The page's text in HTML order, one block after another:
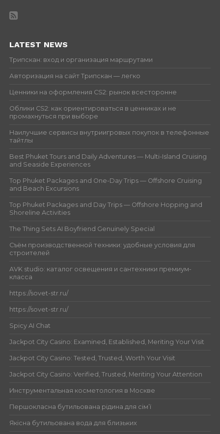
LATEST NEWS
Трипскан: вход и организация маршрутами
Авторизация на сайт Трипскан — легко
Ценники на оформления CS2: рынок всесторонне
Облики CS2: как ориентироваться в ценниках и не
промахнуться при выборе
Наилучшие сервисы внутриигровых покупок в телефонные
тайтлы
Best Phuket Tours and Daily Adventures — Multi-Island Cruising
and Seaside Experiences
Top Phuket Packages and One-Day Trips — Offshore Cruising
and Beach Excursions
Top Phuket Packages and Day Trips — Offshore Hopping and
Shoreline Activities
The Thing Sets AI Boyfriend Genuinely Special
Съём производственной техники: удобные условия для
строителей
AVK studio: каталог освещения и сантехники премиум-
класса
https://sovet-str.ru/
https://sovet-str.ru/
Spicy AI Chat
Jackpot City Casino: Examined, Established, Meriting Your Visit
Jackpot City Casino: Tested, Trusted, Worth Your Visit
Jackpot City Casino: Verified, Trusted, Meriting Your Attention
Инструментальная косметология в Москве
Першокласна бутильована рідина для сім’ї
Якісна бутильована вода для близьких